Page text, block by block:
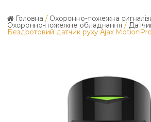
Головна / Охоронно-пожежна
Охоронно-пожежне обладнання /
Бездротовий датчик руху Ajax